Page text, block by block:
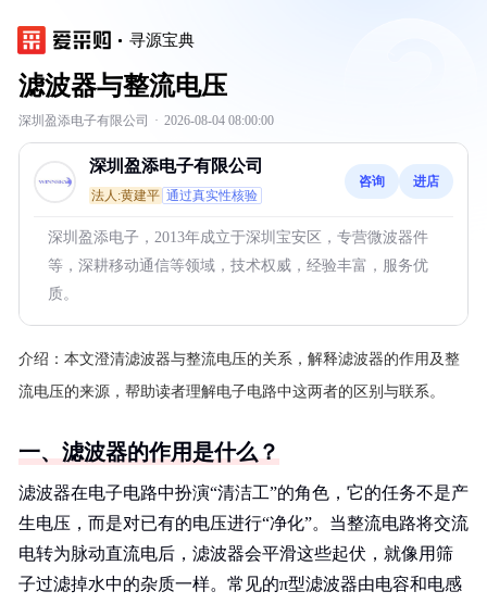
寻源宝典
滤波器与整流电压
深圳盈添电子有限公司 · 2026-08-04 08:00:00
深圳盈添电子有限公司
法人:黄建平 通过真实性核验
咨询 进店
深圳盈添电子，2013年成立于深圳宝安区，专营微波器件
等，深耕移动通信等领域，技术权威，经验丰富，服务优
质。
介绍： 本文澄清滤波器与整流电压的关系，解释滤波器的作用及整
流电压的来源，帮助读者理解电子电路中这两者的区别与联系。
一、滤波器的作用是什么？
滤波器在电子电路中扮演“清洁工”的角色，它的任务不是产
生电压，而是对已有的电压进行“净化”。当整流电路将交流
电转为脉动直流电后，滤波器会平滑这些起伏，就像用筛
子过滤掉水中的杂质一样。常见的π型滤波器由电容和电感